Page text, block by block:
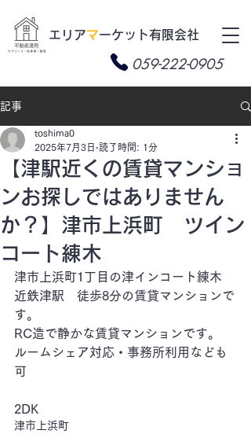
​エリアマーケット有限会社
059-222-0905
記事
【津駅近くの賃貸マンショ
ンお探しではありません
か？】津市上浜町 ツイン
コート練木
toshima0
2025年7月3日 読了時間: 1分
津市上浜町1丁目の津インコート練木
近鉄津駅　徒歩8分の賃貸マンションで
す。
RC造で静かな賃貸マンションです。
ルームシェア対応・事務所利用なども
可
2DK
津市上浜町